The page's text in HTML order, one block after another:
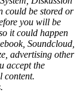
could be stored or
you will be
it could happen
Soundcloud,
advertising other
accept the
content.